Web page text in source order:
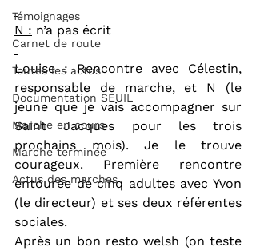
Témoignages
Carnet de route
Toutes les actus
Documentation SEUIL
Marche en cours
Marche terminée
Actus des marches
N : n’a pas écrit
Louise : Rencontre avec Célestin,
responsable de marche, et N (le
jeune que je vais accompagner sur
Saint Jacques pour les trois
prochains mois). Je le trouve
courageux. Première rencontre
entourée de cinq adultes avec Yvon
(le directeur) et ses deux référentes
sociales.
Après un bon resto welsh (on teste